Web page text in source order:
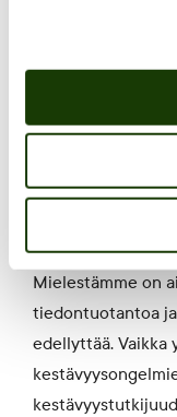
siitä,
Hitaus
Mielestämme on
tiedontuotantoa
edellyttää. Vaikka